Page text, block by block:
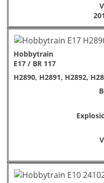
Hobbytrain
E17 / BR 117
H2890, H2891, H2892,